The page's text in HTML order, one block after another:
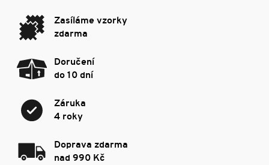
Zasíláme vzorky
zdarma
Doručení
do 10 dní
Záruka
4 roky
Doprava zdarma
nad 990 Kč